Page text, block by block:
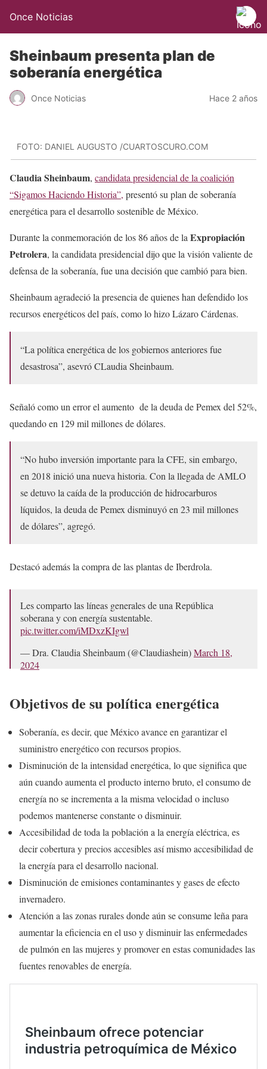
Once Noticias
Sheinbaum presenta plan de
soberanía energética
Once Noticias Hace 2 años
FOTO: DANIEL AUGUSTO /CUARTOSCURO.COM
Claudia Sheinbaum, candidata presidencial de la coalición
“Sigamos Haciendo Historia”, presentó su plan de soberanía
energética para el desarrollo sostenible de México.
Durante la conmemoración de los 86 años de la Expropiación
Petrolera, la candidata presidencial dijo que la visión valiente de
defensa de la soberanía, fue una decisión que cambió para bien.
Sheinbaum agradeció la presencia de quienes han defendido los
recursos energéticos del país, como lo hizo Lázaro Cárdenas.
“La política energética de los gobiernos anteriores fue
desastrosa”, asevró CLaudia Sheinbaum.
Señaló como un error el aumento de la deuda de Pemex del 52%,
quedando en 129 mil millones de dólares.
“No hubo inversión importante para la CFE, sin embargo,
en 2018 inició una nueva historia. Con la llegada de AMLO
se detuvo la caída de la producción de hidrocarburos
líquidos, la deuda de Pemex disminuyó en 23 mil millones
de dólares”, agregó.
Destacó además la compra de las plantas de Iberdrola.
Les comparto las líneas generales de una República
soberana y con energía sustentable.
pic.twitter.com/iMDxzKIgwl
— Dra. Claudia Sheinbaum (@Claudiashein)March 18,
2024
Objetivos de su política energética
Soberanía, es decir, que México avance en garantizar el
suministro energético con recursos propios.
Disminución de la intensidad energética, lo que significa que
aún cuando aumenta el producto interno bruto, el consumo de
energía no se incrementa a la misma velocidad o incluso
podemos mantenerse constante o disminuir.
Accesibilidad de toda la población a la energía eléctrica, es
decir cobertura y precios accesibles así mismo accesibilidad de
la energía para el desarrollo nacional.
Disminución de emisiones contaminantes y gases de efecto
invernadero.
Atención a las zonas rurales donde aún se consume leña para
aumentar la eficiencia en el uso y disminuir las enfermedades
de pulmón en las mujeres y promover en estas comunidades las
fuentes renovables de energía.